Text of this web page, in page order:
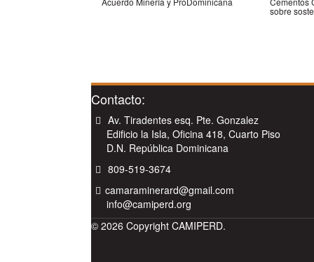
sobre
Contacto:
Av. Tiradentes esq. Pte. Gonzalez
Edificio la Isla, Oficina 418, Cuarto Piso
D.N. República Dominicana
809-519-3674
camaraminerard@gmail.com
info@camiperd.org
© 2026 Copyright CAMIPERD.